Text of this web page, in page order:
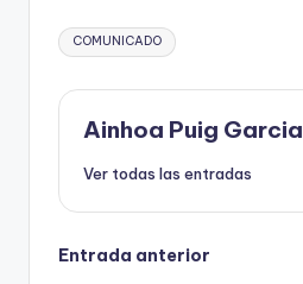
COMUNICADO
Ainhoa Puig Garcia
Ver todas las entradas
Entrada anterior